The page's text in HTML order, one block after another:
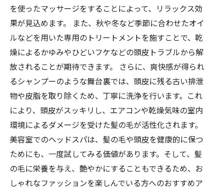
を使ったマッサージをすることによって、リラックス効
果が見込めます。 また、秋や冬など季節に合わせたオイ
ルなどを用いた専用のトリートメントを施すことで、乾
燥によるかゆみやひどいフケなどの頭皮トラブルから解
放されることが期待できます。 さらに、爽快感が得られ
るシャンプーのような舞台裏では、頭皮に残る古い排泄
物や皮脂を取り除くため、丁寧に洗浄を行います。これ
により、頭皮がスッキリし、エアコンや乾燥気味の室内
環境によるダメージを受けた髪の毛が活性化されます。
美容室でのヘッドスパは、髪の毛や頭皮を健康的に保つ
ためにも、一度試してみる価値があります。そして、髪
の毛に栄養を与え、艶やかにすることもできるため、お
しゃれなファッションを楽しんでいる方へのおすすめア